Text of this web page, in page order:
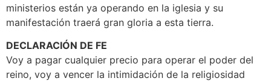
ministerios están ya operando en la iglesia y su
manifestación traerá gran gloria a esta tierra.
DECLARACIÓN DE FE
Voy a pagar cualquier precio para operar el poder del
reino, voy a vencer la intimidación de la religiosidad